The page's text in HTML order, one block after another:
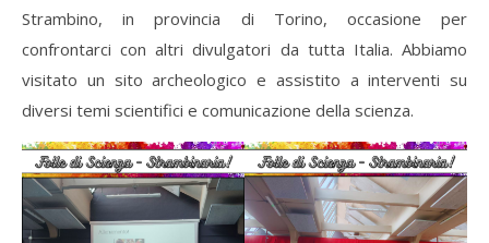
Strambino, in provincia di Torino, occasione per
confrontarci con altri divulgatori da tutta Italia. Abbiamo
visitato un sito archeologico e assistito a interventi su
diversi temi scientifici e comunicazione della scienza.